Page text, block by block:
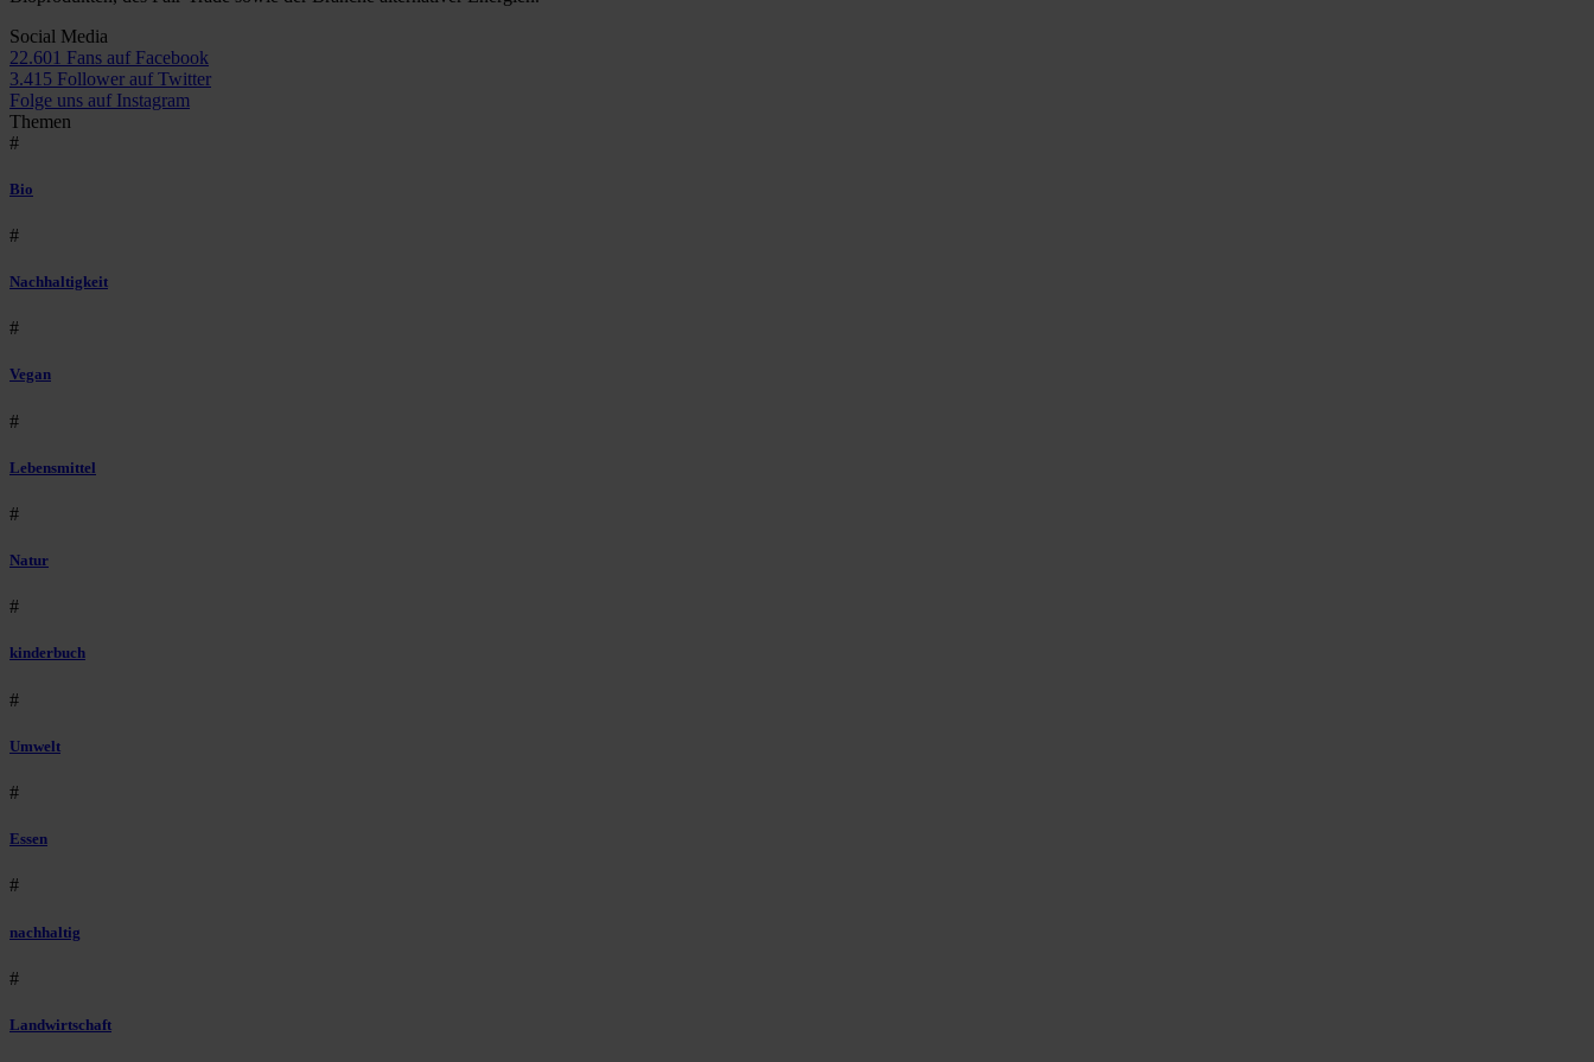
Social Media
22.601 Fans auf Facebook
3.415 Follower auf Twitter
Folge uns auf Instagram
Themen
#
Bio
#
Nachhaltigkeit
#
Vegan
#
Lebensmittel
#
Natur
#
kinderbuch
#
Umwelt
#
Essen
#
nachhaltig
#
Landwirtschaft